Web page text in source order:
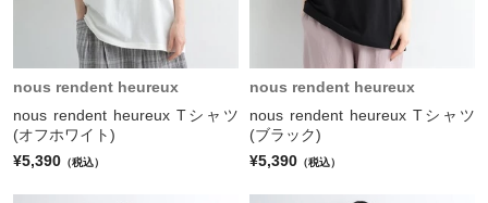
nous rendent heureux
nous rendent heureux Tシャツ
(オフホワイト)
¥5,390 （税込）
nous rendent heureux
nous rendent heureux Tシャツ
(ブラック)
¥5,390 （税込）